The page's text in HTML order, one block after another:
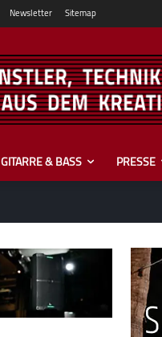
Newsletter Sitemap
GITARRE & BASS PRESSE